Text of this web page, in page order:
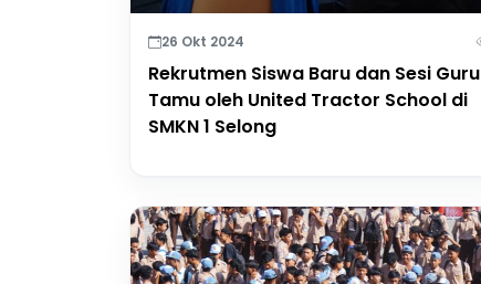
26 Okt 2024
Rekrutmen Siswa Baru dan Sesi Guru
Tamu oleh United Tractor School di
SMKN 1 Selong